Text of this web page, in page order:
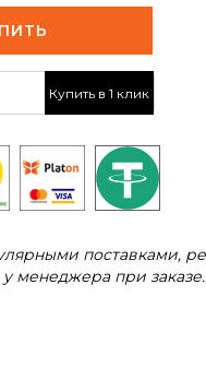
Купить в 1 клик
поставками,
менеджера при заказе.